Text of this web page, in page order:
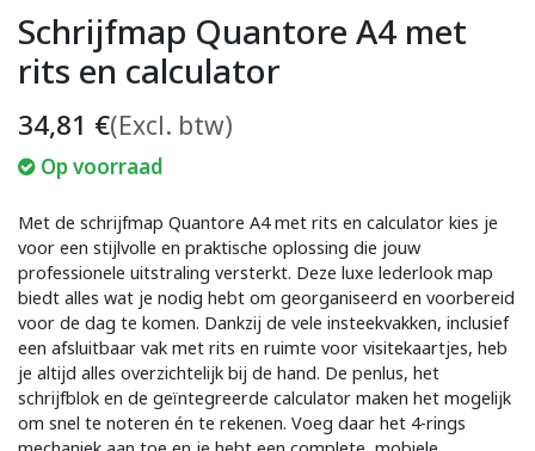
Schrijfmap Quantore A4 met
rits en calculator
34,81 €(Excl. btw)
Op voorraad
Met de schrijfmap Quantore A4 met rits en calculator kies je
voor een stijlvolle en praktische oplossing die jouw
professionele uitstraling versterkt. Deze luxe lederlook map
biedt alles wat je nodig hebt om georganiseerd en voorbereid
voor de dag te komen. Dankzij de vele insteekvakken, inclusief
een afsluitbaar vak met rits en ruimte voor visitekaartjes, heb
je altijd alles overzichtelijk bij de hand. De penlus, het
schrijfblok en de geïntegreerde calculator maken het mogelijk
om snel te noteren én te rekenen. Voeg daar het 4-rings